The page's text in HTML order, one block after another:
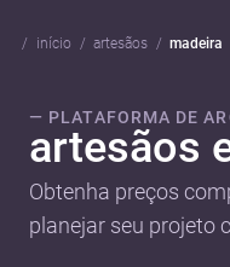
início artesãos madeira
— PLATAFORMA DE
artesãos
Obtenha preços
planejar seu projeto